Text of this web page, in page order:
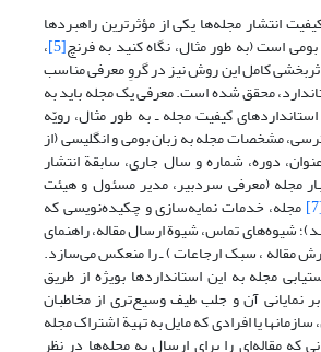
انتشار مجله‌ها یکی از مؤثرترین راهبردها
است (به طور مثال، نگاه کنید به فرنچ[5] ،
اثربخشی کامل این روش نیز در گروِ معرفی مناسب
محقق شده است. معرفی یک مجله باید به
کیفیت مجله ـ به طور مثال، رویّه
مشخصات مجله به زبان بومی و انگلیسی (از
دوره، ‌شماره و سال جاری، ‌سابقة انتشار
مجله (معرفی سردبیر، مدیر مسئول و هیئت
مجله، ‌خدمات نمایه‌سازی و چکیده‌نویسی که
شیوه‌های تماس، شیوة ارسال مقاله، راهنمای
مقاله ‌، سبک ارجاعات ) ـ را منعکس می‌سازد.
مجله به این استانداردها بویژه از طریق
بر نمایانی آن و جلب طیف وسیع‌تری از مخاطبان
یا افرادی که مایل به تهیة اشتراک مجله
که مقاله‌ای را برای ارسال به مجله‌ها در نظر